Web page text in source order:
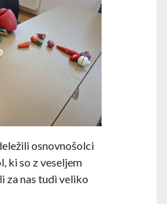
osnovnošolci
ki so z veseljem
za nas tudi veliko